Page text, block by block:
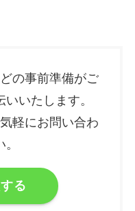
の事前準備がご
いたします。
軽にお問い合わ
る